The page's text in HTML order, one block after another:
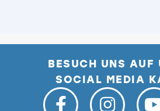
BESUCH UNS AUF
SOCIAL MEDIA